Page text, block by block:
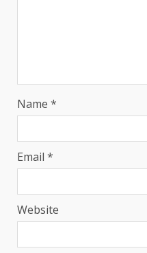
Name *
Email *
Website